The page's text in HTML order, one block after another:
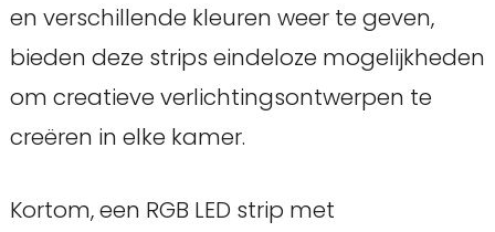
en verschillende kleuren weer te geven,
bieden deze strips eindeloze mogelijkheden
om creatieve verlichtingsontwerpen te
creëren in elke kamer.
Kortom, een RGB LED strip met